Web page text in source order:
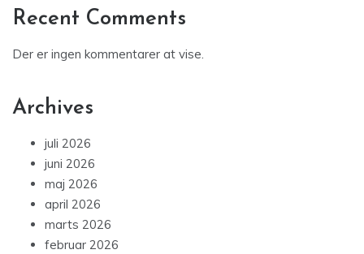
Recent Comments
Der er ingen kommentarer at vise.
Archives
juli 2026
juni 2026
maj 2026
april 2026
marts 2026
februar 2026